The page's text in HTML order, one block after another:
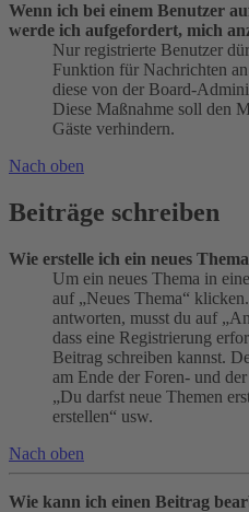
Wenn ich bei einem Benutzer
werde ich aufgefordert, mich
Nur registrierte Benutzer
Funktion für Nachrichten
diese von der Board-
Diese Maßnahme soll den
Gäste verhindern.
Nach oben
Beiträge schreiben
Wie erstelle ich ein neues
Um ein neues Thema in
auf „Neues Thema“
antworten, musst du auf
dass eine Registrierung
Beitrag schreiben kannst.
am Ende der Foren- und
„Du darfst neue Themen
erstellen“ usw.
Nach oben
Wie kann ich einen Beitrag